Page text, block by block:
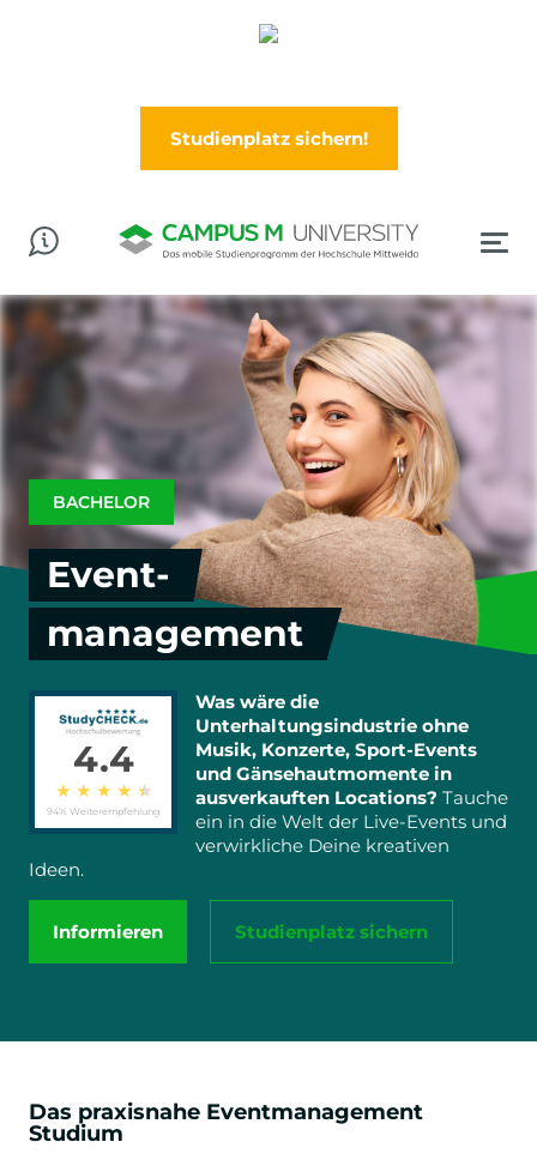
Studienplatz sichern!
BACHELOR
Event-
management
4.4
★ ★ ★ ★ ★
94% Weiterempfehlung
Was wäre die
Unterhaltungsindustrie ohne
Musik, Konzerte, Sport-Events
und Gänsehautmomente in
ausverkauften Locations? Tauche
ein in die Welt der Live-Events und
verwirkliche Deine kreativen
Ideen.
Informieren Studienplatz sichern
Das praxisnahe Eventmanagement
Studium